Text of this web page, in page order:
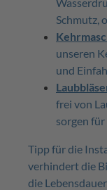
Schmutz,
unseren
und
frei von
sorgen
Tipp für die
verhindert die
die